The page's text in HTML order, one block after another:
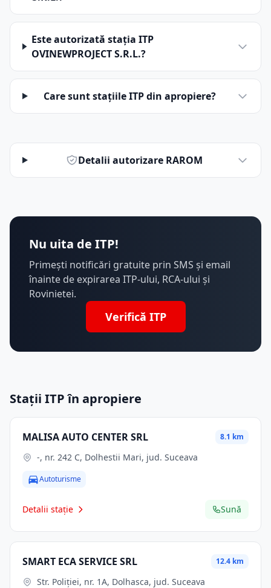
Este autorizată stația ITP
OVINEWPROJECT S.R.L.?
Care sunt stațiile ITP din apropiere?
Detalii autorizare RAROM
Nu uita de ITP!
Primești notificări gratuite prin SMS și email
înainte de expirarea ITP-ului, RCA-ului și
Rovinietei.
Verifică ITP
Stații ITP în apropiere
MALISA AUTO CENTER SRL 8.1 km
-, nr. 242 C, Dolhestii Mari, jud. Suceava
Autoturisme
Detalii stație Sună
SMART ECA SERVICE SRL 12.4 km
Str. Poliţiei, nr. 1A, Dolhasca, jud. Suceava